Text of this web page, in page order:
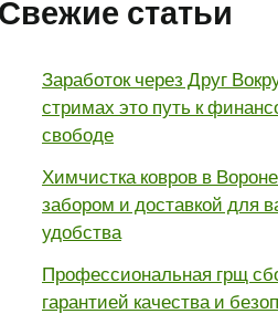
Свежие статьи
Заработок через Друг
стримах это путь к
свободе
Химчистка ковров в
забором и доставкой для
удобства
Профессиональная грщ
гарантией качества и